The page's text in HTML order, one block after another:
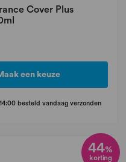
Cover Plus
een keuze
besteld vandaag verzonden
44%
korting